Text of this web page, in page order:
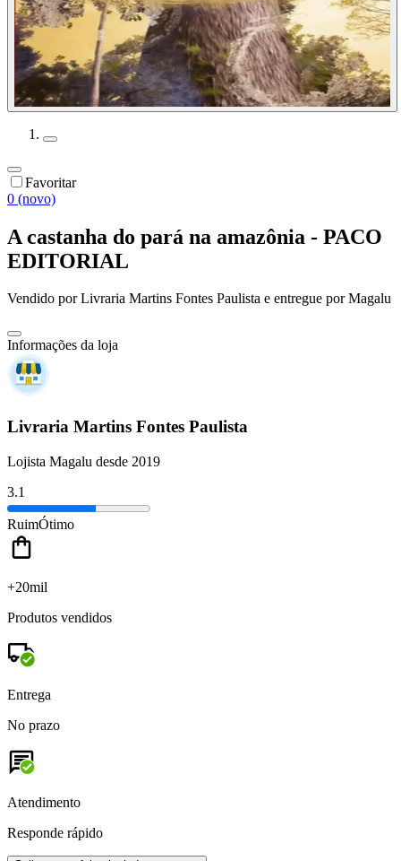
Favoritar
0 (novo)
A castanha do pará na amazônia - PACO
EDITORIAL
Vendido porLivraria Martins Fontes Paulista e entregue por Magalu
Informações da loja
Livraria Martins Fontes Paulista
Lojista Magalu desde 2019
3.1
RuimÓtimo
+20mil
Produtos vendidos
Entrega
No prazo
Atendimento
Responde rápido